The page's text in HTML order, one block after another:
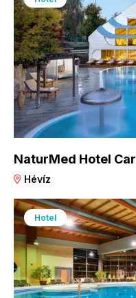
NaturMed Hotel
Hévíz
Hotel